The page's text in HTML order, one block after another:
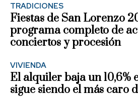
TRADICIONES
Fiestas de San Lorenzo
programa completo de
conciertos y procesión
VIVIENDA
El alquiler baja un 10,6%
sigue siendo el más caro